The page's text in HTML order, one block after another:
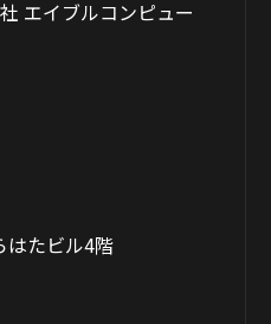
エイブルコンピュー
はたビル4階